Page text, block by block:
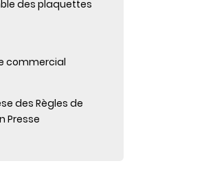
des plaquettes
commercial
des Règles de
Presse